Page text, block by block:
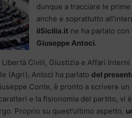
dunque a tracciare le
anche e soprattutto
ilSicilia.it ne ha parlato
Giuseppe Antoci.
Civili, Giustizia e Affari
(Agri), Antoci ha parlato del
Conte, è pronto a scrivere
e la fisionomia del partito, vi
Proprio su quest’ultimo aspetto,